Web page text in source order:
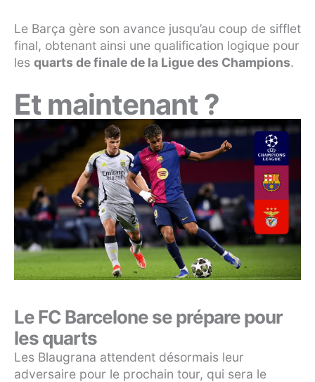
Le Barça gère son avance jusqu’au coup de sifflet
final, obtenant ainsi une qualification logique pour
les quarts de finale de la Ligue des Champions.
Et maintenant ?
Le FC Barcelone se prépare pour
les quarts
Les Blaugrana attendent désormais leur
adversaire pour le prochain tour, qui sera le